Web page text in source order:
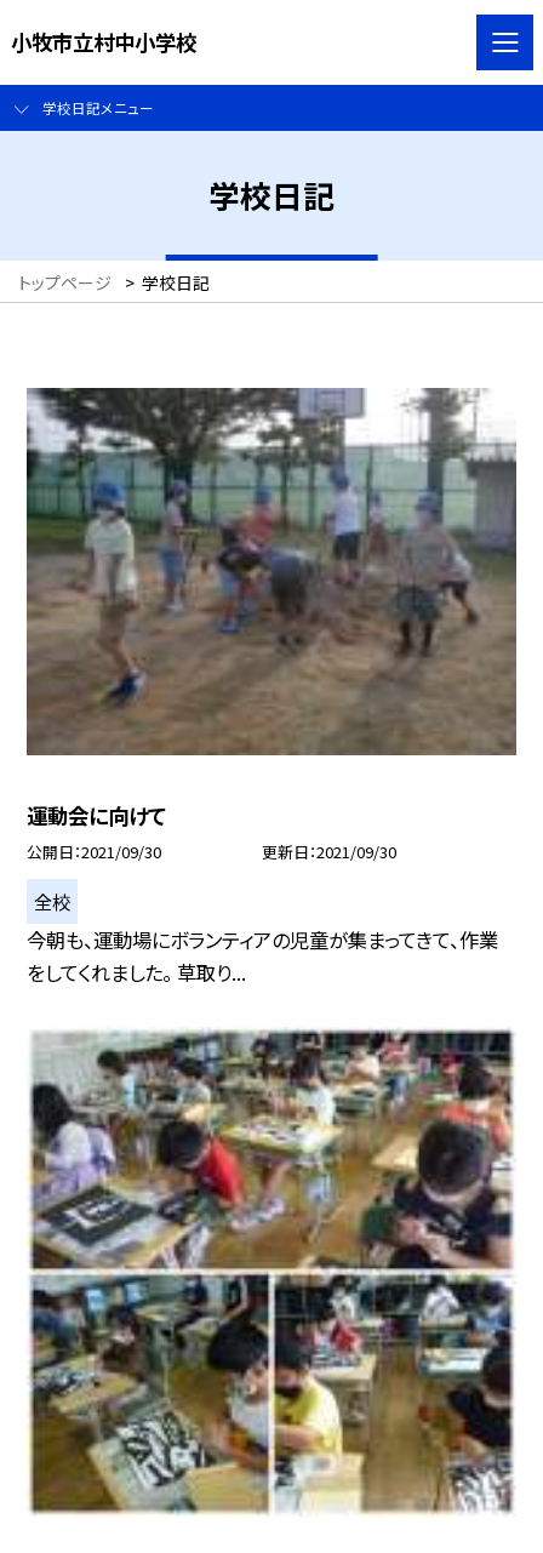
小牧市立村中小学校
学校日記メニュー
学校日記
トップページ > 学校日記
運動会に向けて
公開日 2021/09/30 更新日 2021/09/30
全校
今朝も、運動場にボランティアの児童が集まってきて、作業
をしてくれました。 草取り...